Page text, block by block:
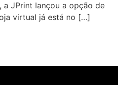
a JPrint lançou a opção de
virtual já está no […]